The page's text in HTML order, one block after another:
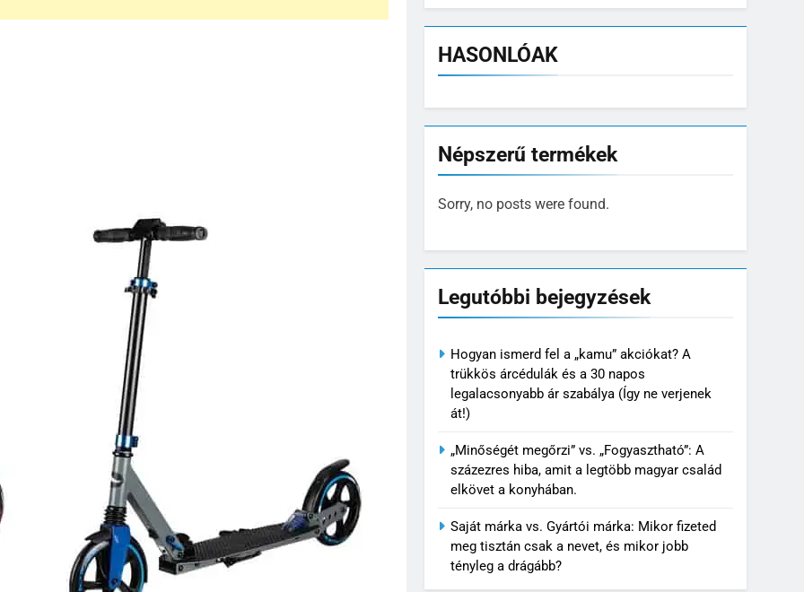
HASONLÓAK
Népszerű termékek
Sorry, no posts were found.
Legutóbbi bejegyzések
Hogyan ismerd fel a „kamu” akciókat? A
trükkös árcédulák és a 30 napos
legalacsonyabb ár szabálya (Így ne verjenek
át!)
„Minőségét megőrzi” vs. „Fogyasztható”: A
százezres hiba, amit a legtöbb magyar család
elkövet a konyhában.
Saját márka vs. Gyártói márka: Mikor fizeted
meg tisztán csak a nevet, és mikor jobb
tényleg a drágább?